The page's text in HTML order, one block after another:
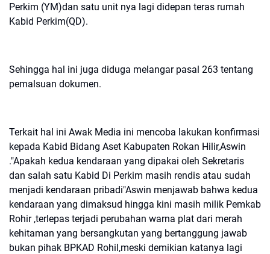
Perkim (YM)dan satu unit nya lagi didepan teras rumah
Kabid Perkim(QD).
Sehingga hal ini juga diduga melangar pasal 263 tentang
pemalsuan dokumen.
Terkait hal ini Awak Media ini mencoba lakukan konfirmasi
kepada Kabid Bidang Aset Kabupaten Rokan Hilir,Aswin
."Apakah kedua kendaraan yang dipakai oleh Sekretaris
dan salah satu Kabid Di Perkim masih rendis atau sudah
menjadi kendaraan pribadi"Aswin menjawab bahwa kedua
kendaraan yang dimaksud hingga kini masih milik Pemkab
Rohir ,terlepas terjadi perubahan warna plat dari merah
kehitaman yang bersangkutan yang bertanggung jawab
bukan pihak BPKAD Rohil,meski demikian katanya lagi